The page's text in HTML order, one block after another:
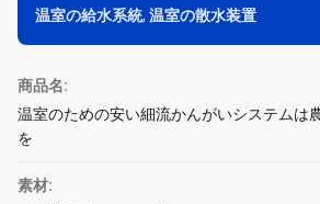
温室の給水系統, 温室の散水装置
商品名:
温室のための安い細流かんがいシステムは
を
素材: